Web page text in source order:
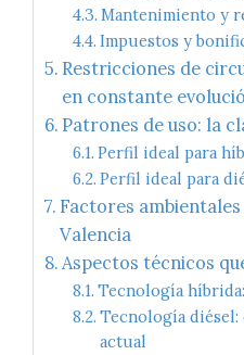
Mantenimiento y
Impuestos y
Restricciones de
en constante
Patrones de uso: la
Perfil ideal para
Perfil ideal para
Factores
Valencia
Aspectos técnicos
Tecnología
Tecnología
actual